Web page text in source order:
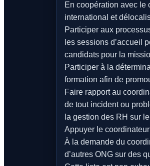
En coopération avec le
international et
Participer aux
les sessions d’accueil
candidats pour la
Participer à la
formation afin de
Faire rapport au
de tout incident ou
la gestion des RH sur
Appuyer le
À la demande du
d’autres ONG sur des